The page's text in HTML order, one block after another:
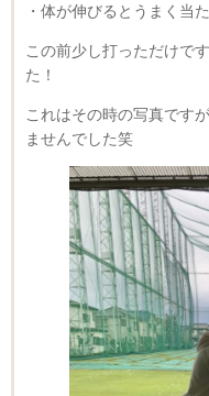
・体が伸びるとうまく当
この前少し打っただけで
た！
これはその時の写真です
ませんでした笑